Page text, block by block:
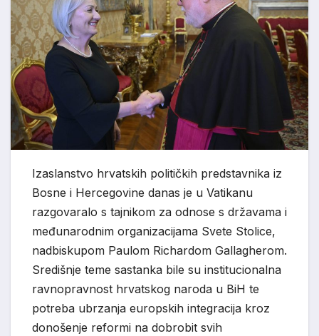
Izaslanstvo hrvatskih političkih predstavnika iz
Bosne i Hercegovine danas je u Vatikanu
razgovaralo s tajnikom za odnose s državama i
međunarodnim organizacijama Svete Stolice,
nadbiskupom Paulom Richardom Gallagherom.
Središnje teme sastanka bile su institucionalna
ravnopravnost hrvatskog naroda u BiH te
potreba ubrzanja europskih integracija kroz
donošenje reformi na dobrobit svih